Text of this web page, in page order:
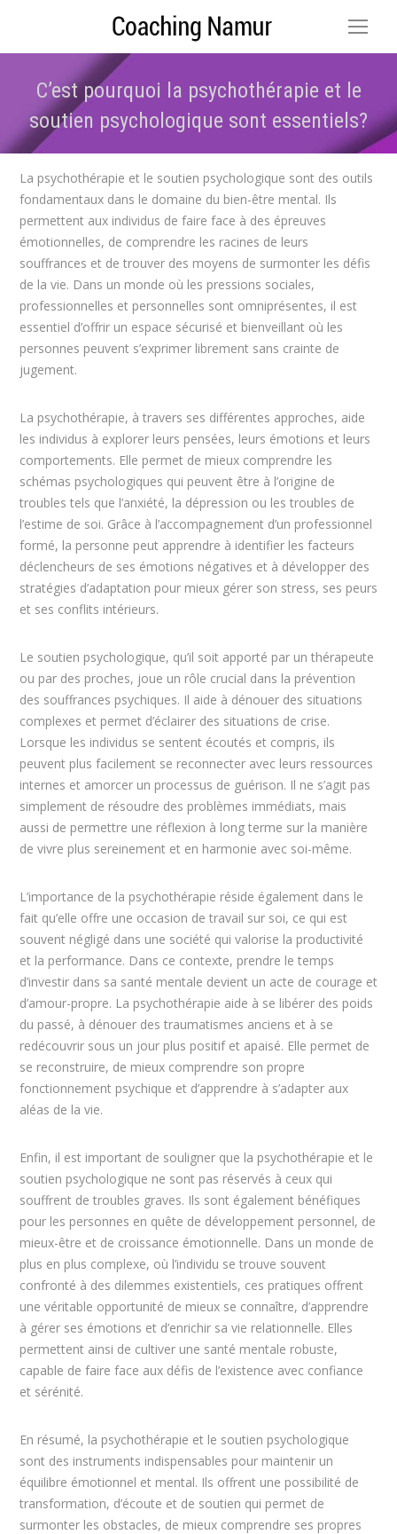
C’est pourquoi la psychothérapie et le
soutien psychologique sont essentiels?
La psychothérapie et le soutien psychologique sont des outils
fondamentaux dans le domaine du bien-être mental. Ils
permettent aux individus de faire face à des épreuves
émotionnelles, de comprendre les racines de leurs
souffrances et de trouver des moyens de surmonter les défis
de la vie. Dans un monde où les pressions sociales,
professionnelles et personnelles sont omniprésentes, il est
essentiel d’offrir un espace sécurisé et bienveillant où les
personnes peuvent s’exprimer librement sans crainte de
jugement.
La psychothérapie, à travers ses différentes approches, aide
les individus à explorer leurs pensées, leurs émotions et leurs
comportements. Elle permet de mieux comprendre les
schémas psychologiques qui peuvent être à l’origine de
troubles tels que l’anxiété, la dépression ou les troubles de
l’estime de soi. Grâce à l’accompagnement d’un professionnel
formé, la personne peut apprendre à identifier les facteurs
déclencheurs de ses émotions négatives et à développer des
stratégies d’adaptation pour mieux gérer son stress, ses peurs
et ses conflits intérieurs.
Le soutien psychologique, qu’il soit apporté par un thérapeute
ou par des proches, joue un rôle crucial dans la prévention
des souffrances psychiques. Il aide à dénouer des situations
complexes et permet d’éclairer des situations de crise.
Lorsque les individus se sentent écoutés et compris, ils
peuvent plus facilement se reconnecter avec leurs ressources
internes et amorcer un processus de guérison. Il ne s’agit pas
simplement de résoudre des problèmes immédiats, mais
aussi de permettre une réflexion à long terme sur la manière
de vivre plus sereinement et en harmonie avec soi-même.
L’importance de la psychothérapie réside également dans le
fait qu’elle offre une occasion de travail sur soi, ce qui est
souvent négligé dans une société qui valorise la productivité
et la performance. Dans ce contexte, prendre le temps
d’investir dans sa santé mentale devient un acte de courage et
d’amour-propre. La psychothérapie aide à se libérer des poids
du passé, à dénouer des traumatismes anciens et à se
redécouvrir sous un jour plus positif et apaisé. Elle permet de
se reconstruire, de mieux comprendre son propre
fonctionnement psychique et d’apprendre à s’adapter aux
aléas de la vie.
Enfin, il est important de souligner que la psychothérapie et le
soutien psychologique ne sont pas réservés à ceux qui
souffrent de troubles graves. Ils sont également bénéfiques
pour les personnes en quête de développement personnel, de
mieux-être et de croissance émotionnelle. Dans un monde de
plus en plus complexe, où l’individu se trouve souvent
confronté à des dilemmes existentiels, ces pratiques offrent
une véritable opportunité de mieux se connaître, d’apprendre
à gérer ses émotions et d’enrichir sa vie relationnelle. Elles
permettent ainsi de cultiver une santé mentale robuste,
capable de faire face aux défis de l’existence avec confiance
et sérénité.
En résumé, la psychothérapie et le soutien psychologique
sont des instruments indispensables pour maintenir un
équilibre émotionnel et mental. Ils offrent une possibilité de
transformation, d’écoute et de soutien qui permet de
surmonter les obstacles, de mieux comprendre ses propres